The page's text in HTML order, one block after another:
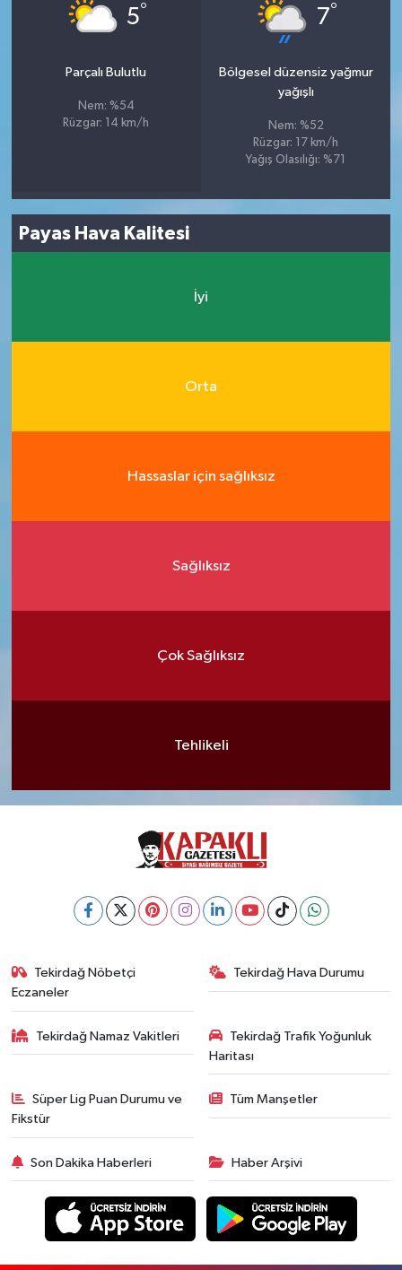
5°
Parçalı Bulutlu
Nem: %54
Rüzgar: 14 km/h
7°
Bölgesel düzensiz yağmur
yağışlı
Nem: %52
Rüzgar: 17 km/h
Yağış Olasılığı: %71
Payas Hava Kalitesi
İyi
Orta
Hassaslar için sağlıksız
Sağlıksız
Çok Sağlıksız
Tehlikeli
Tekirdağ Nöbetçi
Eczaneler
Tekirdağ Hava Durumu
Tekirdağ Namaz Vakitleri
Tekirdağ Trafik Yoğunluk
Haritası
Süper Lig Puan Durumu ve
Fikstür
Tüm Manşetler
Son Dakika Haberleri Haber Arşivi